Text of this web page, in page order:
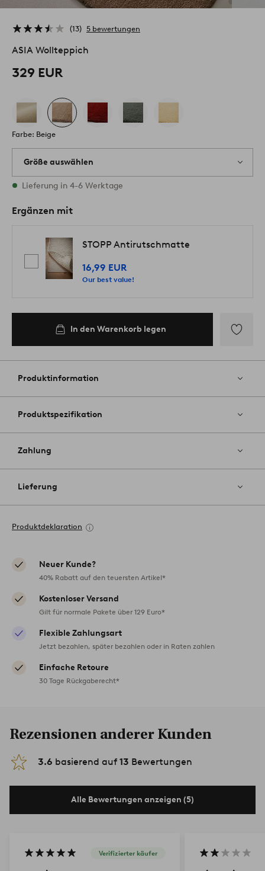
13 5 bewertungen
ASIA Wollteppich
329 EUR
Farbe: Beige
Größe auswählen
Alle Größen vorrätig
Lieferung in 4-6 Werktage
Ergänzen mit
STOPP Antirutschmatte
16,99 EUR
Our best value!
In den Warenkorb legen
Favoriten
Produktinformation
Produktspezifikation
Zahlung
Lieferung
Produktdeklaration
Neuer Kunde?
40% Rabatt auf den teuersten Artikel*
Kostenloser Versand
Gilt für normale Pakete über 129 Euro*
Flexible Zahlungsart
Jetzt bezahlen, später bezahlen oder in Raten zahlen
Einfache Retoure
30 Tage Rückgaberecht*
Rezensionen anderer Kunden
3.6 basierend auf 13 Bewertungen
Alle Bewertungen anzeigen (5)
Verifizierter käufer